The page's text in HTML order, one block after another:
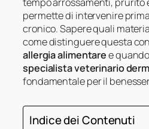
permette di intervenire
cronico. Sapere quali
come distinguere questa
allergia alimentaree
specialista veterinario
fondamentale per il
Indice dei Contenuti